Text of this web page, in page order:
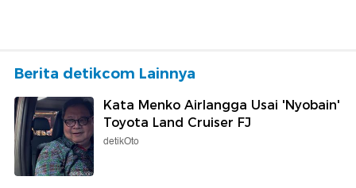
Berita detikcom Lainnya
Kata Menko Airlangga Usai 'Nyobain'
Toyota Land Cruiser FJ
detikOto